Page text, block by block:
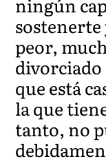
ningún
sostenerte
peor,
divorciado
que está
la que
tanto, no